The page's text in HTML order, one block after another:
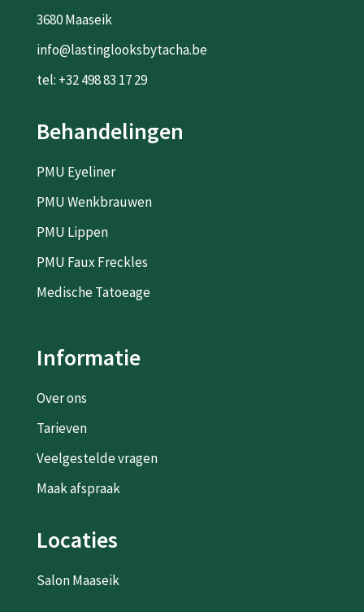
3680 Maaseik
info@lastinglooksbytacha.be
tel: +32 498 83 17 29
Behandelingen
PMU Eyeliner
PMU Wenkbrauwen
PMU Lippen
PMU Faux Freckles
Medische Tatoeage
Informatie
Over ons
Tarieven
Veelgestelde vragen
Maak afspraak
Locaties
Salon Maaseik